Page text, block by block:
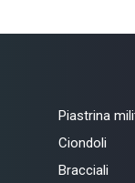
Piastrina
Ciondoli
Bracciali